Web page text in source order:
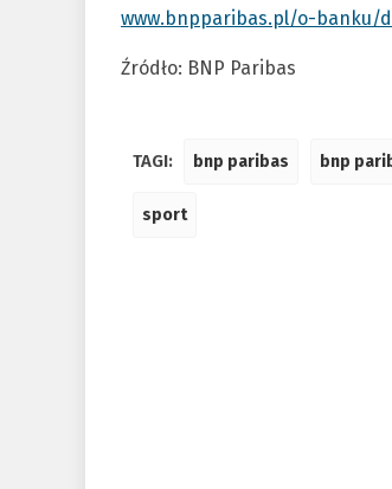
www.bnpparibas.pl/o-banku/
Źródło: BNP Paribas
TAGI: bnp paribas bnp
sport